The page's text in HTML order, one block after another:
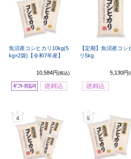
魚沼産コシヒカリ10kg(5
kg×2袋)【令和7年産】
10,584円 (税込)
【定期】魚沼産コシ
リ5kg
5,130円 (
4 5